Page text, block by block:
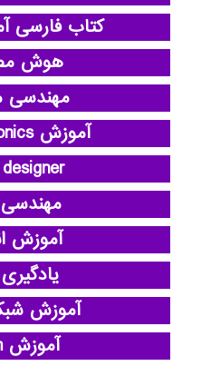
کتاب فارسی
هوش
مهندسی
آموزش SimElectronics
مهندسی
آموزش
آموزش
آموزش libsvm